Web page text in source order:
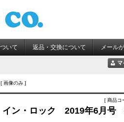
いて 返品・交換について メール
画像のみ ]
[ 商品コ
イン・ロック 2019年6月号